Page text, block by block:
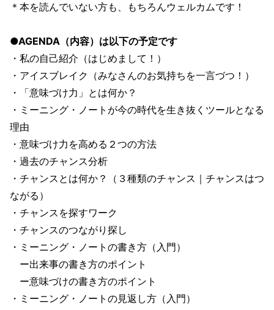
＊本を読んでいない方も、もちろんウェルカムです！
●AGENDA（内容）は以下の予定です
・私の自己紹介（はじめまして！）
・アイスブレイク（みなさんのお気持ちを一言づつ！）
・「意味づけ力」とは何か？
・ミーニング・ノートが今の時代を生き抜くツールとなる
理由
・意味づけ力を高める２つの方法
・過去のチャンス分析
・チャンスとは何か？（３種類のチャンス｜チャンスはつ
ながる）
・チャンスを探すワーク
・チャンスのつながり探し
・ミーニング・ノートの書き方（入門）
ー出来事の書き方のポイント
ー意味づけの書き方のポイント
・ミーニング・ノートの見返し方（入門）